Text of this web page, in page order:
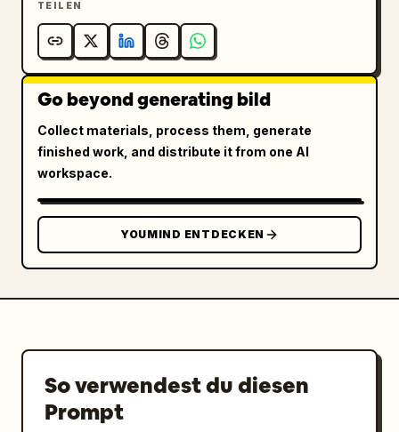
TEILEN
Go beyond generating bild
Collect materials, process them, generate
finished work, and distribute it from one AI
workspace.
YOUMIND ENTDECKEN
So verwendest du diesen
Prompt